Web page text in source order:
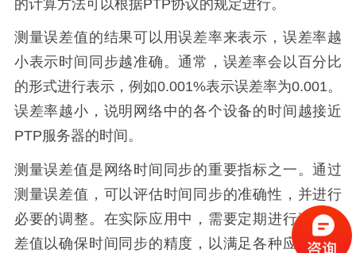
的计算方法可以根据PTP协议的规定进行。
测量误差值的结果可以用误差率来表示，误差率越
小表示时间同步越准确。通常，误差率会以百分比
的形式进行表示，例如0.001%表示误差率为0.001。
误差率越小，说明网络中的各个设备的时间越接近
PTP服务器的时间。
测量误差值是网络时间同步的重要指标之一。通过
测量误差值，可以评估时间同步的准确性，并进行
必要的调整。在实际应用中，需要定期进行测量误
差值以确保时间同步的精度，以满足各种应用的需